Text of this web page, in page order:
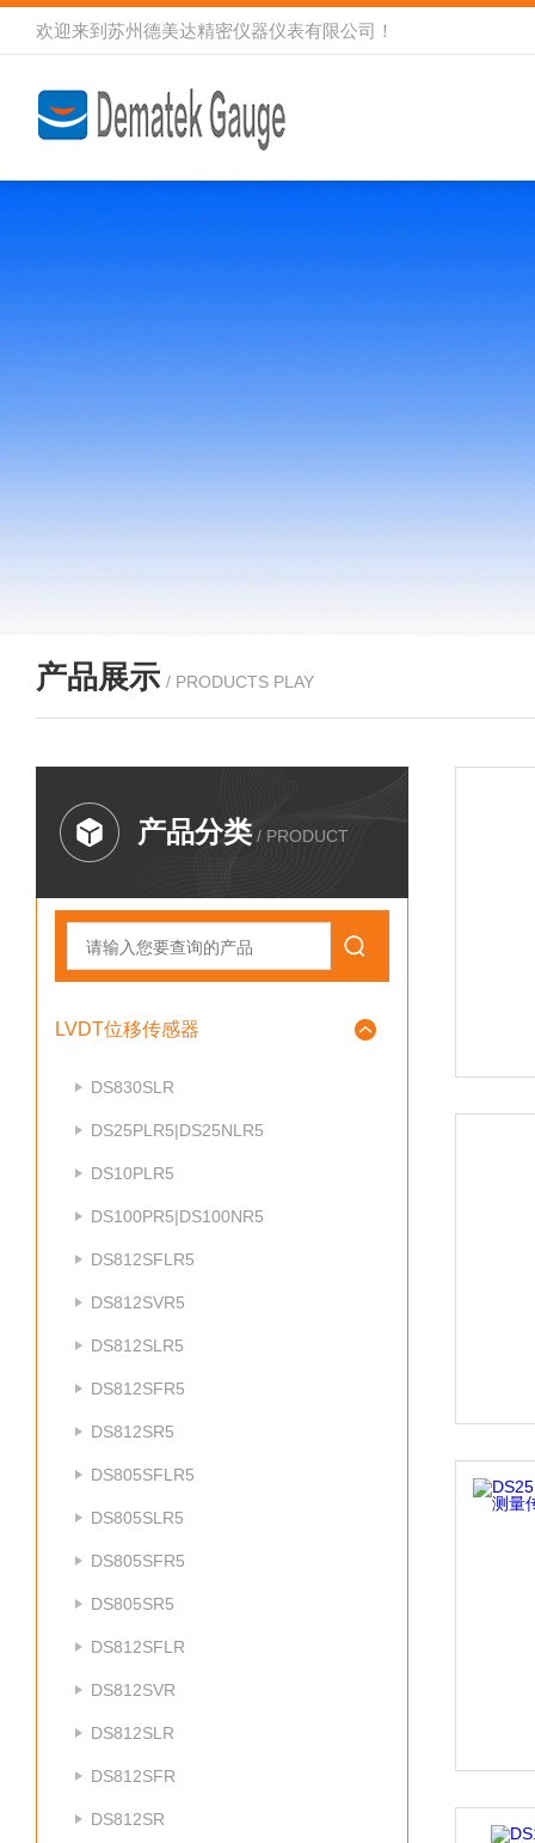
欢迎来到 苏州德美达精密仪器仪表有限公司 ！
产品展示 / PRODUCTS PLAY
产品分类 / PRODUCT
LVDT位移传感器
DS830SLR
DS25PLR5|DS25NLR5
DS10PLR5
DS100PR5|DS100NR5
DS812SFLR5
DS812SVR5
DS812SLR5
DS812SFR5
DS812SR5
DS805SFLR5
DS805SLR5
DS805SFR5
DS805SR5
DS812SFLR
DS812SVR
DS812SLR
DS812SFR
DS812SR